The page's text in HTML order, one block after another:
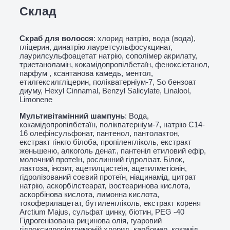
Склад
Скраб для волосся: хлорид натрію, вода (вода),
гліцерин, динатрію лауретсульфосукцинат,
лаурилсульфоацетат натрію, сополімер акрилату,
триетаноламін, кокамідопропілбетаїн, феноксіетанол,
парфум , ксантанова камедь, ментол,
етилгексилгліцерин, полікватерніум-7, So бензоат
диуму, Hexyl Cinnamal, Benzyl Salicylate, Linalool,
Limonene
Мультивітамінний шампунь: Вода,
кокамідопропілбетаїн, полікватерніум-7, натрію С14-
16 олефінсульфонат, пантенол, пантолактон,
екстракт гінкго білоба, пропіленгліколь, екстракт
женьшеню, алкоголь денат., пантеніл етиловий ефір,
молочний протеїн, рослинний гідролізат. Білок,
лактоза, інозит, ацетилцистеїн, ацетилметіонін,
гідролізований соєвий протеїн, ніацинамід, цитрат
натрію, аскорбілстеарат, ізостеаринова кислота,
аскорбінова кислота, лимонна кислота,
токоферилацетат, бутиленгліколь, екстракт кореня
Arctium Majus, сульфат цинку, біотин, PEG -40
Гідрогенізована рицинова олія, гуаровий